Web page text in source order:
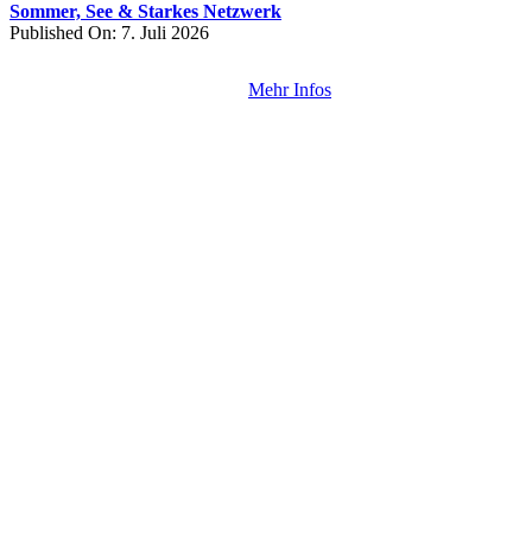
Sommer, See & Starkes Netzwerk
Published On: 7. Juli 2026
Mehr Infos